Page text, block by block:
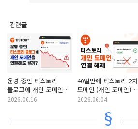
관련글
운영 중인 티스토리
블로그에 개인 도메인
(2차 도메인)을 연결해도
2026.06.16
40일만에 티스토리 2차
도메인 (개인 도메인)
연결 해제
2026.06.04